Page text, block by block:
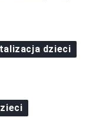
dzieci